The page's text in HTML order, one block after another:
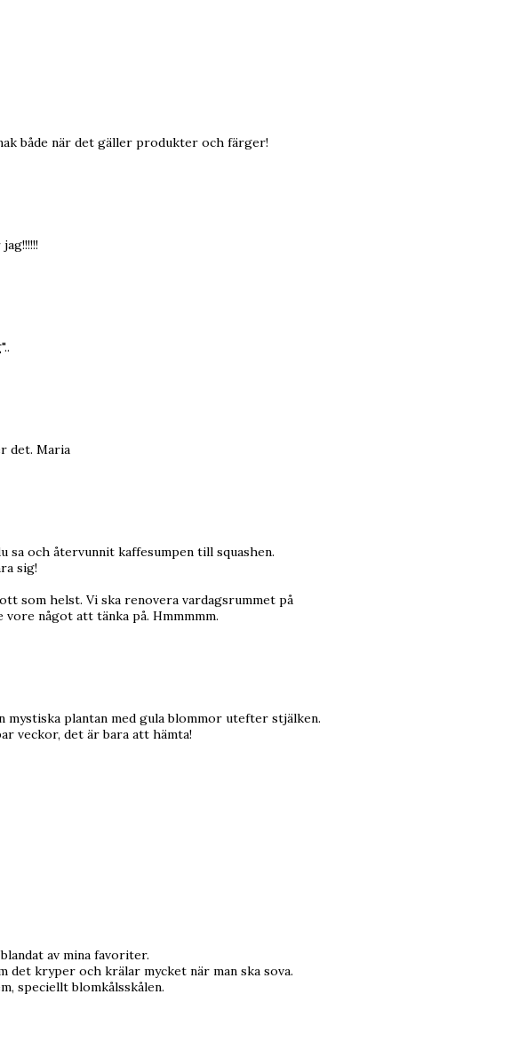
både när det gäller produkter och färger!
det. Maria
och återvunnit kaffesumpen till squashen.
sig!
som helst. Vi ska renovera vardagsrummet på
vore något att tänka på. Hmmmmm.
plantan med gula blommor utefter stjälken.
veckor, det är bara att hämta!
av mina favoriter.
det kryper och krälar mycket när man ska sova.
speciellt blomkålsskålen.